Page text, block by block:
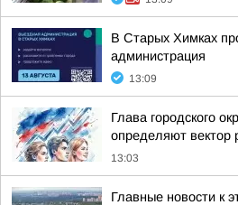
В Старых Химках
администрация
13:09
Глава городского
определяют вектор
13:03
Главные новости к